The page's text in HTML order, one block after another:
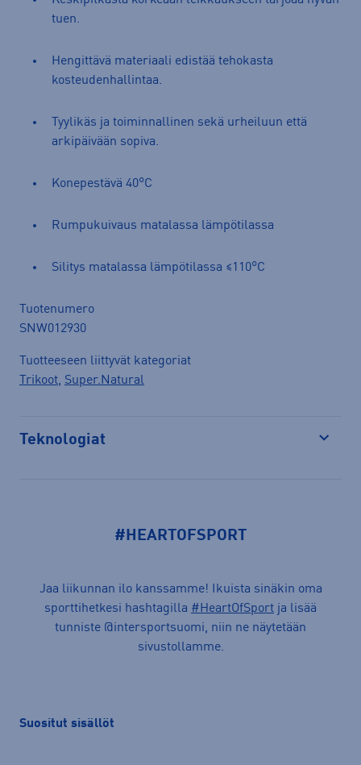
tuen.
Hengittävä materiaali edistää tehokasta
kosteudenhallintaa.
Tyylikäs ja toiminnallinen sekä urheiluun että
arkipäivään sopiva.
Konepestävä 40°C
Rumpukuivaus matalassa lämpötilassa
Silitys matalassa lämpötilassa ≤110°C
Tuotenumero
SNW012930
Tuotteeseen liittyvät kategoriat
Trikoot, Super.Natural
Teknologiat
#HEARTOFSPORT
Jaa liikunnan ilo kanssamme! Ikuista sinäkin oma
sporttihetkesi hashtagilla #HeartOfSport ja lisää
tunniste @intersportsuomi, niin ne näytetään
sivustollamme.
Suositut sisällöt